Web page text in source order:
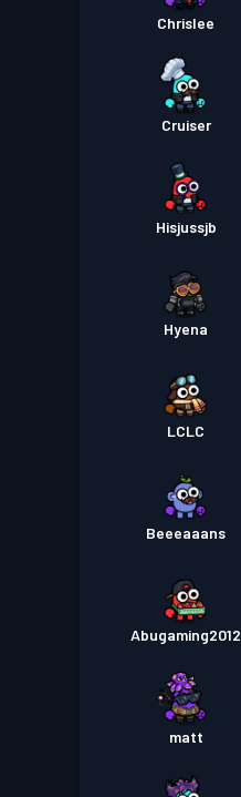
Chrislee
Cruiser
Hisjussjb
Hyena
LCLC
Beeeaaans
Abugaming2012
matt